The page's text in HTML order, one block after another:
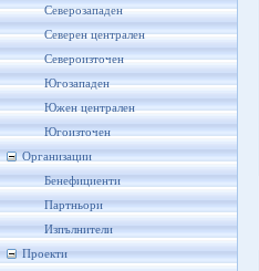
Северозападен
Северен централен
Североизточен
Югозападен
Южен централен
Югоизточен
Организации
Бенефициенти
Партньори
Изпълнители
Проекти